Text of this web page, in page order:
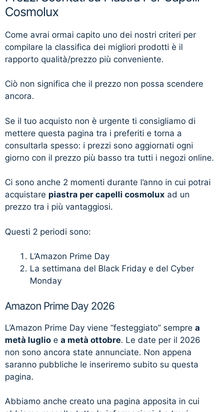
Cosmolux
Come avrai ormai capito uno dei nostri criteri per
compilare la classifica dei migliori prodotti è il
rapporto qualità/prezzo più conveniente.
Ciò non significa che il prezzo non possa scendere
ancora.
Se il tuo acquisto non è urgente ti consigliamo di
mettere questa pagina tra i preferiti e torna a
consultarla spesso: i prezzi sono aggiornati ogni
giorno con il prezzo più basso tra tutti i negozi online.
Ci sono anche 2 momenti durante l’anno in cui potrai
acquistare piastra per capelli cosmolux ad un
prezzo tra i più vantaggiosi.
Questi 2 periodi sono:
L’Amazon Prime Day
La settimana del Black Friday e del Cyber
Monday
Amazon Prime Day 2026
L’Amazon Prime Day viene “festeggiato” sempre a
metà luglio e a metà ottobre. Le date per il 2026
non sono ancora state annunciate. Non appena
saranno pubbliche le inseriremo subito su questa
pagina.
Abbiamo anche creato una pagina apposita in cui